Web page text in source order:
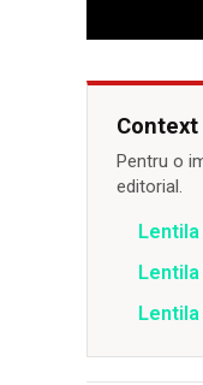
Pentru o
editorial.